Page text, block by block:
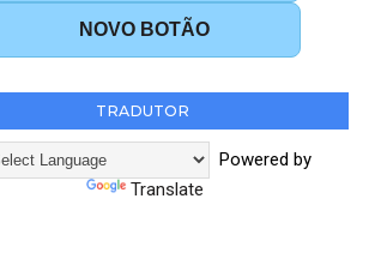
NOVO BOTÃO
TRADUTOR
Powered by
Translate